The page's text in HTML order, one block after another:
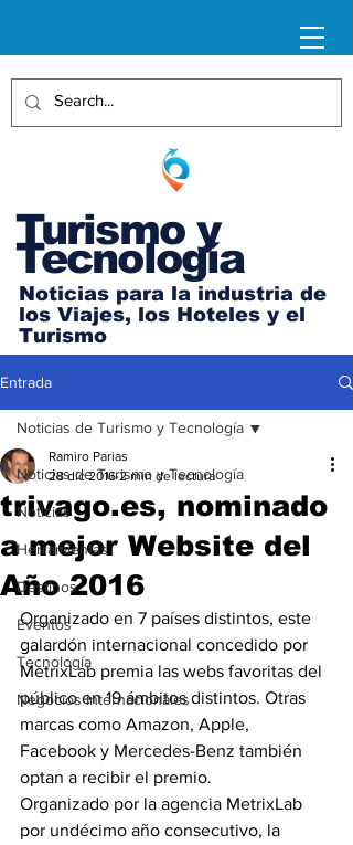
Turismo y
Tecnología
Noticias para la industria de
los Viajes, los Hoteles y el
Turismo
Entrada
Noticias de Turismo y Tecnología
Noticias
Herramientas
Destinos
Eventos
Tecnología
Negocios Internacionales
Noticias de Turismo y Tecnología
trivago.es, nominado
a mejor Website del
Año 2016
Ramiro Parias
28 dic 2016 2 min de lectura
Organizado en 7 países distintos, este
galardón internacional concedido por
MetrixLab premia las webs favoritas del
público en 19 ámbitos distintos. Otras
marcas como Amazon, Apple,
Facebook y Mercedes-Benz también
optan a recibir el premio.
Organizado por la agencia MetrixLab
por undécimo año consecutivo, la